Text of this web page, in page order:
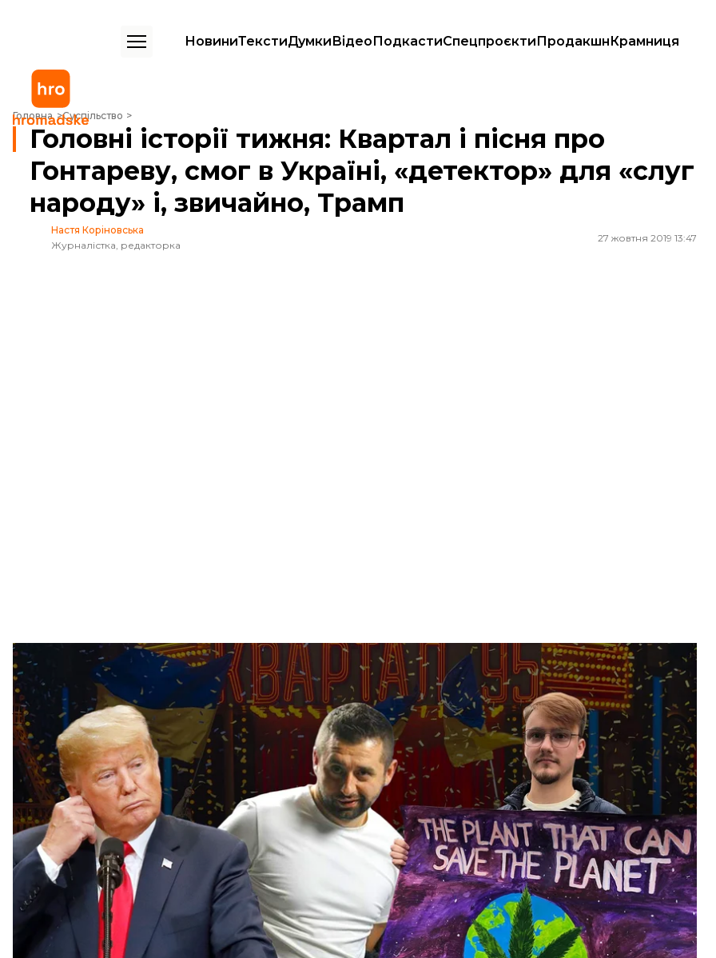
НовиниТекстиДумкиВідеоПодкастиСпецпроєктиПродакшнКрамниця
Головна Суспільство
Головні історії тижня: Квартал і пісня про Гонтареву, смог в Україні, «детектор» для «слуг народу» і, звичайно, Трамп
Головні історії тижня: Квартал і пісня про
Гонтареву, смог в Україні, «детектор» для «слуг
народу» і, звичайно, Трамп
Настя Коріновська
Журналістка, редакторка
27 жовтня 2019 13:47
Тиждень почався зі скандалу довкола пісні «Кварталу» про ексглаву Нацбанку Гонтареву, ми
побачили нові свідчення щодо імовірного тиску Трампа на Україну, стали свідками онлайн-допиту
на «детекторі» депутатів від «Слуги народу». А завершився новинний тиждень маршем за
легалізацію медичної марихуани. Та це не всі історії.
«Горіла хата», Гонтарева, Квартал, Коломойський і хор Верьовки
Пісня студії «Квартал 95» поставила під загрозу державне фінансування Національного хору імені
Верьовки. Разом із хором кварталівці заспівали про пожежу в будинку екс-глави Національного
банку України Валерії Гонтаревої, яка має відкритий конфлікт з олігархом Ігорем Коломойським. Ми
поговорили з директором хору про те, чи жалкує він, що не відмовився від виступу та скільки
Квартал заплатив співакам за участь у шоу.